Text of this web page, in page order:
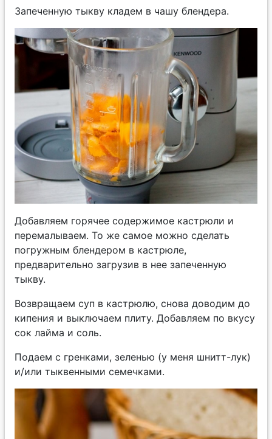
Запеченную тыкву кладем в чашу блендера.
Добавляем горячее содержимое кастрюли и
перемалываем. То же самое можно сделать
погружным блендером в кастрюле,
предварительно загрузив в нее запеченную
тыкву.
Возвращаем суп в кастрюлю, снова доводим до
кипения и выключаем плиту. Добавляем по вкусу
сок лайма и соль.
Подаем с гренками, зеленью (у меня шнитт-лук)
и/или тыквенными семечками.